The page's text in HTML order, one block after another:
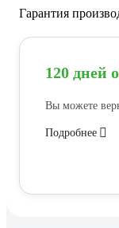
Гарантия
120 дней
Вы можете
Подробнее